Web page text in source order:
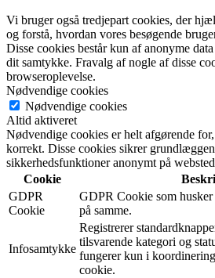
Vi bruger også tredjepart cookies, der
og forstå, hvordan vores besøgende
Disse cookies består kun af anonyme
dit samtykke. Fravalg af nogle af disse
browseroplevelse.
Nødvendige cookies
Nødvendige cookies
Altid aktiveret
Nødvendige cookies er helt afgørende
korrekt. Disse cookies sikrer
sikkerhedsfunktioner anonymt på
Cookie
GDPR
Cookie
GDPR Cookie som
på samme.
Infosamtykke
Registrerer
tilsvarende kategori og
fungerer kun i
cookie.